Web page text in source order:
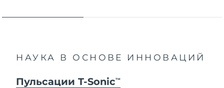
НАУКА В ОСНОВЕ ИННОВАЦИЙ
Пульсации T-SonicTM